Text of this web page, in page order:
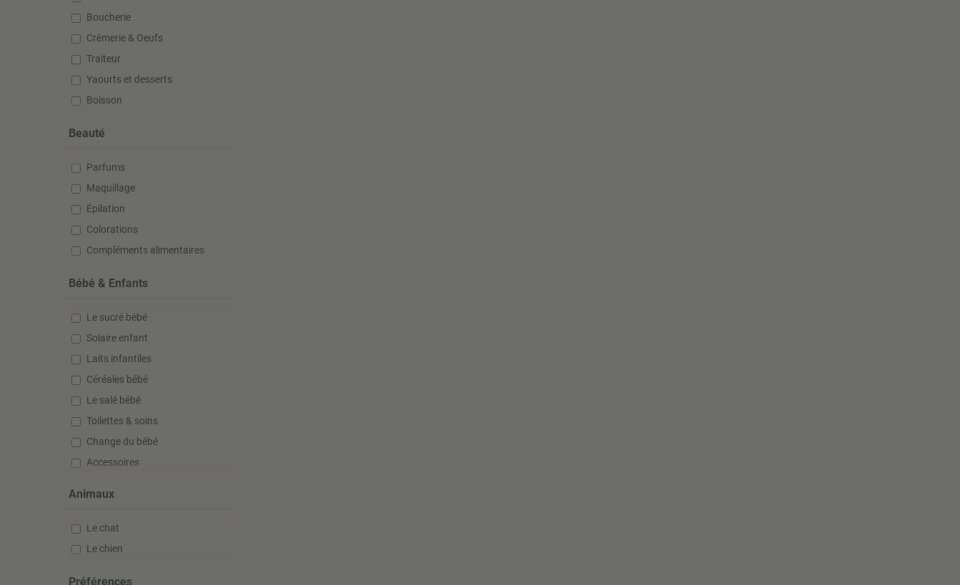
Boucherie
Crèmerie & Oeufs
Traiteur
Yaourts et desserts
Boisson
Beauté
Parfums
Maquillage
Épilation
Colorations
Compléments alimentaires
Bébé & Enfants
Le sucré bébé
Solaire enfant
Laits infantiles
Céréales bébé
Le salé bébé
Toilettes & soins
Change du bébé
Accessoires
Animaux
Le chat
Le chien
Préférences